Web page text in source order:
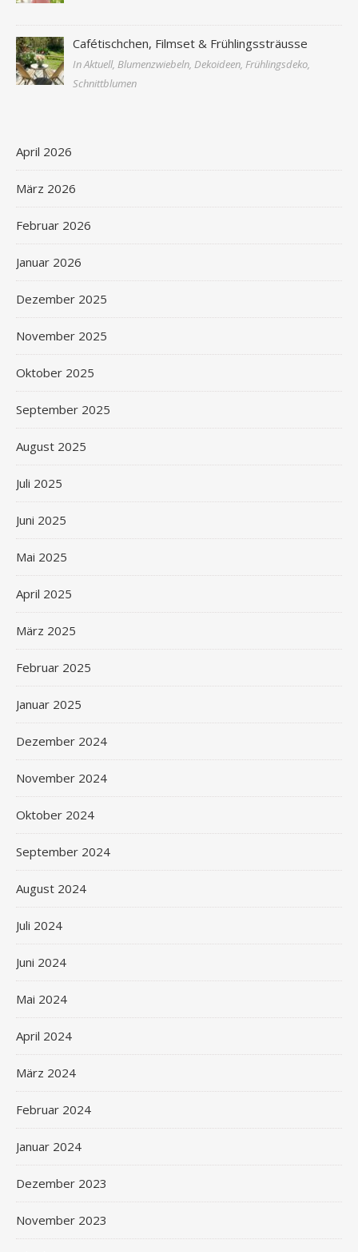
Cafétischchen, Filmset & Frühlingssträusse
In Aktuell, Blumenzwiebeln, Dekoideen, Frühlingsdeko,
Schnittblumen
April 2026
März 2026
Februar 2026
Januar 2026
Dezember 2025
November 2025
Oktober 2025
September 2025
August 2025
Juli 2025
Juni 2025
Mai 2025
April 2025
März 2025
Februar 2025
Januar 2025
Dezember 2024
November 2024
Oktober 2024
September 2024
August 2024
Juli 2024
Juni 2024
Mai 2024
April 2024
März 2024
Februar 2024
Januar 2024
Dezember 2023
November 2023